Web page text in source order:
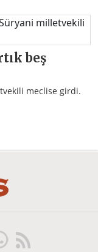
beş
meclise girdi.